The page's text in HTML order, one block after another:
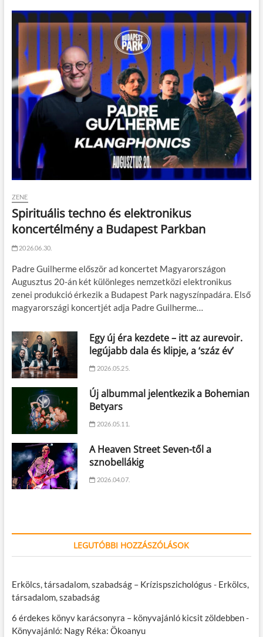
ZENE
Spirituális techno és elektronikus
koncertélmény a Budapest Parkban
2026.06.30.
Padre Guilherme először ad koncertet Magyarországon
Augusztus 20-án két különleges nemzetközi elektronikus
zenei produkció érkezik a Budapest Park nagyszínpadára. Első
magyarországi koncertjét adja Padre Guilherme…
Egy új éra kezdete – itt az aurevoir.
legújabb dala és klipje, a ‘száz év’
2026.05.25.
Új albummal jelentkezik a Bohemian
Betyars
2026.05.11.
A Heaven Street Seven-től a
sznobellákig
2026.04.07.
LEGUTÓBBI HOZZÁSZÓLÁSOK
Erkölcs, társadalom, szabadság – Krízispszichológus - Erkölcs,
társadalom, szabadság
6 érdekes könyv karácsonyra – könyvajánló kicsit zöldebben-
Könyvajánló: Nagy Réka: Ökoanyu